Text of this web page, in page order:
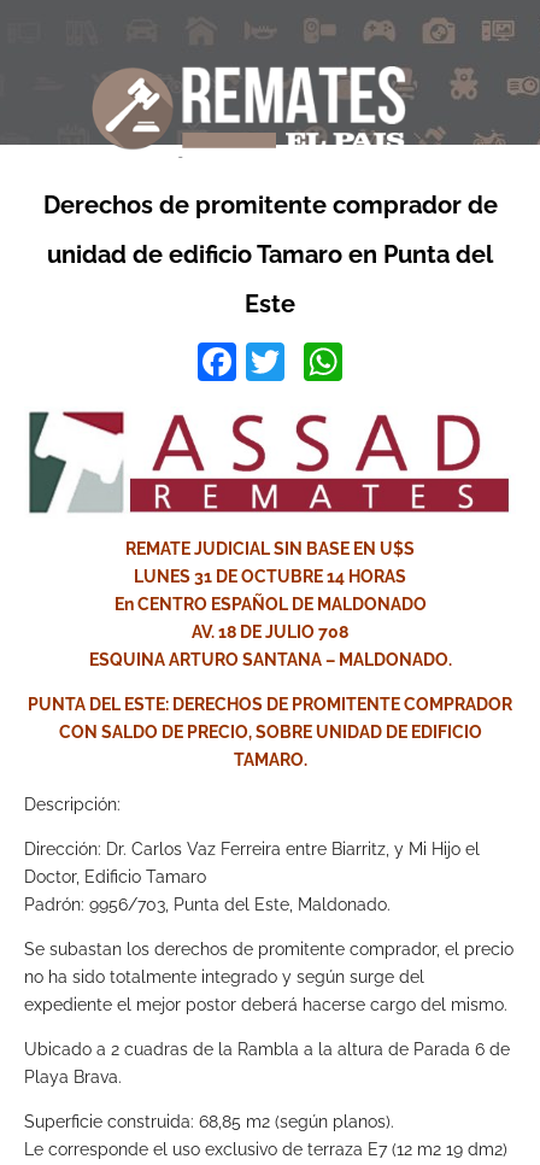
Derechos de promitente comprador de
unidad de edificio Tamaro en Punta del
Este
Facebook
Twitter
REMATE JUDICIAL SIN BASE EN U$S
LUNES 31 DE OCTUBRE 14 HORAS
En CENTRO ESPAÑOL DE MALDONADO
AV. 18 DE JULIO 708
ESQUINA ARTURO SANTANA – MALDONADO.
PUNTA DEL ESTE: DERECHOS DE PROMITENTE COMPRADOR
CON SALDO DE PRECIO, SOBRE UNIDAD DE EDIFICIO
TAMARO.
Descripción:
Dirección: Dr. Carlos Vaz Ferreira entre Biarritz, y Mi Hijo el
Doctor, Edificio Tamaro
Padrón: 9956/703, Punta del Este, Maldonado.
Se subastan los derechos de promitente comprador, el precio
no ha sido totalmente integrado y según surge del
expediente el mejor postor deberá hacerse cargo del mismo.
Ubicado a 2 cuadras de la Rambla a la altura de Parada 6 de
Playa Brava.
Superficie construida: 68,85 m2 (según planos).
Le corresponde el uso exclusivo de terraza E7 (12 m2 19 dm2)